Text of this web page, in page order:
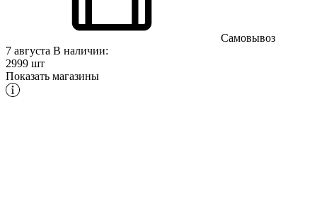
Самовывоз
7 августа В наличии:
2999 шт
Показать магазины